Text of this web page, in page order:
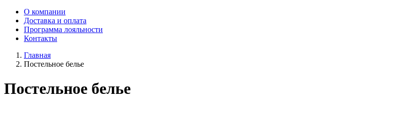
О компании
Доставка и оплата
Программа лояльности
Контакты
Главная
Постельное белье
Постельное белье